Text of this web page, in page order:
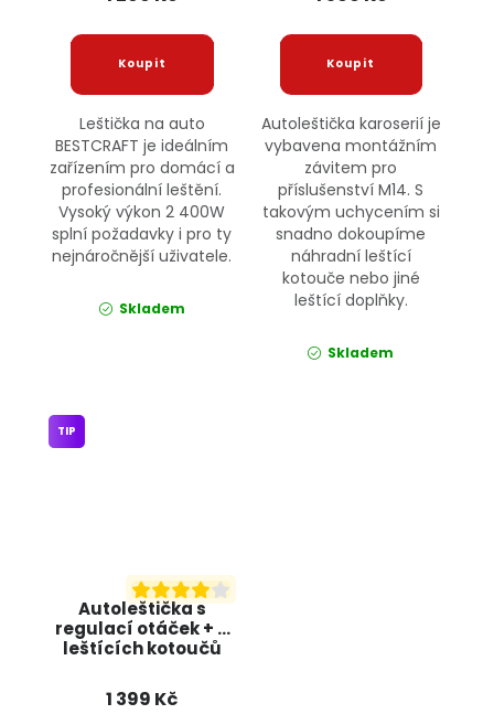
Leštička na auto
BESTCRAFT je ideálním
zařízením pro domácí a
profesionální leštění.
Vysoký výkon 2 400W
splní požadavky i pro ty
nejnáročnější uživatele.
Skladem
Autoleštička karoserií je
vybavena montážním
závitem pro
příslušenství M14. S
takovým uchycením si
snadno dokoupíme
náhradní leštící
kotouče nebo jiné
leštící doplňky.
Skladem
Autoleštička s
regulací otáček + 5
leštících kotoučů
TIP
1 399 Kč